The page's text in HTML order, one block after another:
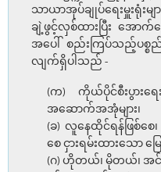
သာယာအုပ်ချုပ်ရေးမှူးရုံးမ
ချဲ့ဖွင့်လှစ်ထားပြီး အောက်
အပေါ် စည်းကြပ်သည့်ပစ္စ
လျက်ရှိပါသည် -
(က) ကိုယ်ပိုင်စီးပွားရ
အဆောက်အအုံများ၊
(ခ) လူနေထိုင်ရန်ဖြစ်စေ
စေ ငှားရမ်းထားသော
(ဂ) ဟိုတယ်၊ မိုတယ်၊ အ